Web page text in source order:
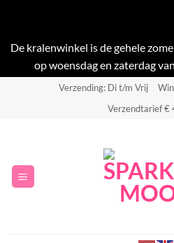
De kralenwinkel is de gehele
op woensdag en zaterdag
Verzending: Di t/m Vrij
Verzendtarief €